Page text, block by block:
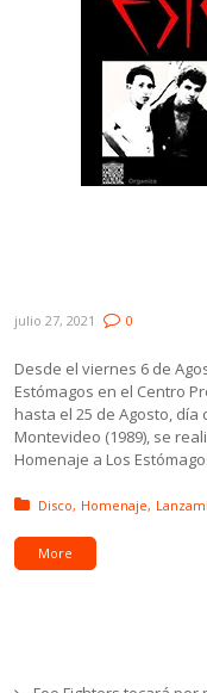
julio 27, 2021 0
Desde el viernes 6 de
Estómagos en el Centro
hasta el 25 de Agosto,
Montevideo (1989), se
Homenaje a Los
Posted in:
Disco Homenaje
More